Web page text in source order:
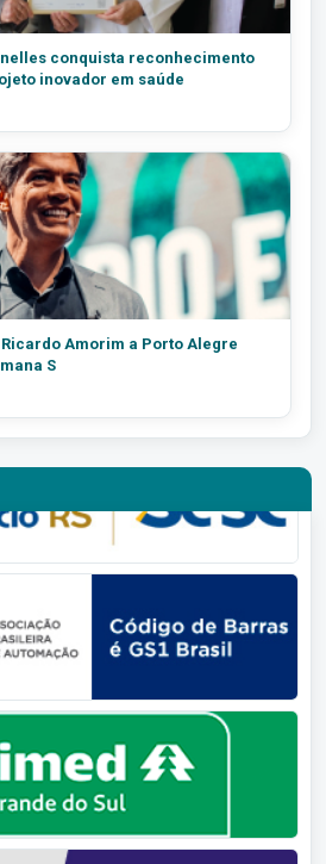
conquista reconhecimento
inovador em saúde
Amorim a Porto Alegre
S